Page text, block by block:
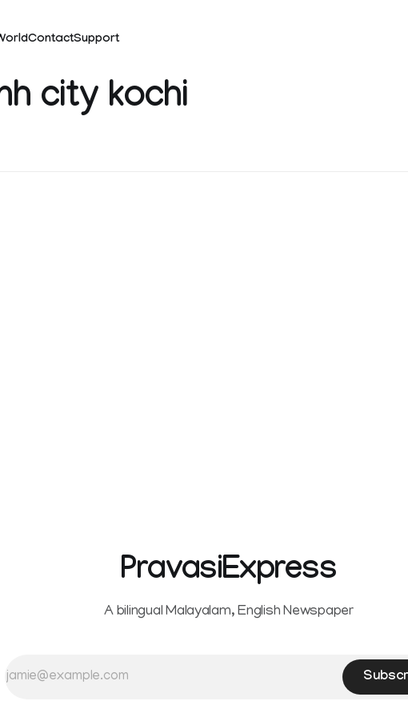
ContactSupport
city kochi
PravasiExpress
A bilingual Malayalam, English Newspaper